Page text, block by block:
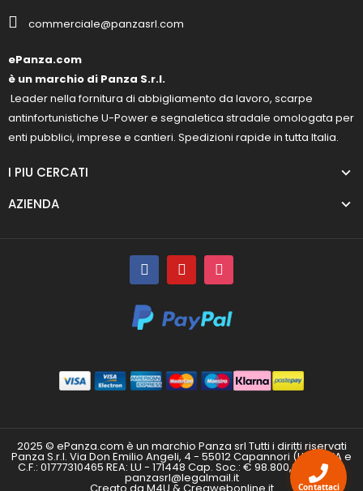
commerciale@panzasrl.com
ePanza.com
è un marchio di Panza S.r.l.
Leader nella fornitura di abbigliamento da lavoro, scarpe
antinfortunistiche U-Power e segnaletica stradale omologata per
enti pubblici, imprese e cantieri. Spedizioni rapide in tutta Italia.
I PIU CERCATI
AZIENDA
2025 © ePanza.com è un marchio Panza srl Tutti i diritti riservati
Panza S.r.l. Via Don Emilio Angeli, 4 - 55012 Capannori (LU) P.IVA e
C.F.: 01777310465 REA: LU - 171448 Cap. Soc.: € 98.800,00 i.v. PEC:
panzasrl@legalmail.it
Contattaci